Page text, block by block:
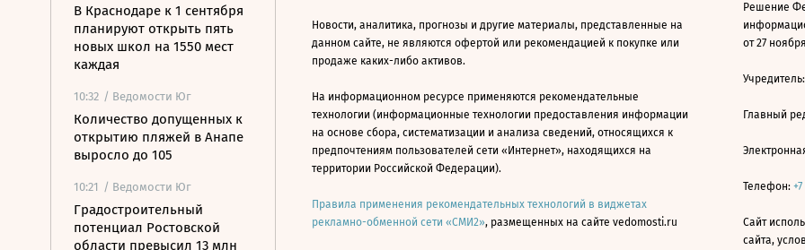
В Краснодаре к 1 сентября
планируют открыть пять
новых школ на 1550 мест
каждая
10:32 / Ведомости Юг
Количество допущенных к
открытию пляжей в Анапе
выросло до 105
10:21 / Ведомости Юг
Градостроительный
потенциал Ростовской
области превысил 13 млн
Новости, аналитика, прогнозы и другие материалы, представленные на
данном сайте, не являются офертой или рекомендацией к покупке или
продаже каких-либо активов.
На информационном ресурсе применяются рекомендательные
технологии (информационные технологии предоставления информации
на основе сбора, систематизации и анализа сведений, относящихся к
предпочтениям пользователей сети «Интернет», находящихся на
территории Российской Федерации).
Правила применения рекомендательных технологий в виджетах
рекламно-обменной сети «СМИ2», размещенных на сайте vedomosti.ru
Решение
от 27
Главный
Телефон:
Сайт
сайта,